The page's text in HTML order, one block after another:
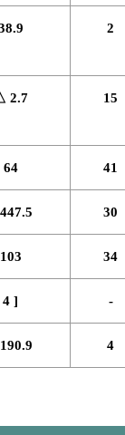
2
2.7 15
64 41
30
103 34
4 ] -
4